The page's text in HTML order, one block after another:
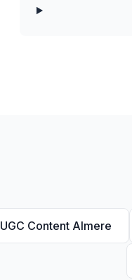
UGC Content Almere